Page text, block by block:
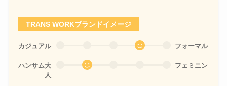
TRANS WORKブランドイメージ
カジュアル フォーマル
ハンサム大
人
フェミニン